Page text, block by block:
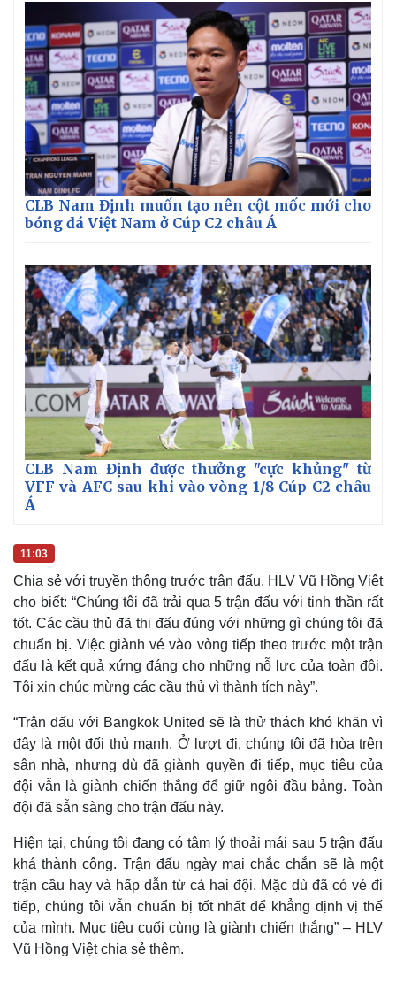
CLB Nam Định muốn tạo nên cột mốc mới cho
bóng đá Việt Nam ở Cúp C2 châu Á
CLB Nam Định được thưởng "cực khủng" từ
VFF và AFC sau khi vào vòng 1/8 Cúp C2 châu
Á
11:03
Chia sẻ với truyền thông trước trận đấu, HLV Vũ Hồng Việt
cho biết: “Chúng tôi đã trải qua 5 trận đấu với tinh thần rất
tốt. Các cầu thủ đã thi đấu đúng với những gì chúng tôi đã
chuẩn bị. Việc giành vé vào vòng tiếp theo trước một trận
đấu là kết quả xứng đáng cho những nỗ lực của toàn đội.
Tôi xin chúc mừng các cầu thủ vì thành tích này”.
“Trận đấu với Bangkok United sẽ là thử thách khó khăn vì
đây là một đối thủ mạnh. Ở lượt đi, chúng tôi đã hòa trên
sân nhà, nhưng dù đã giành quyền đi tiếp, mục tiêu của
đội vẫn là giành chiến thắng để giữ ngôi đầu bảng. Toàn
đội đã sẵn sàng cho trận đấu này.
Hiện tại, chúng tôi đang có tâm lý thoải mái sau 5 trận đấu
khá thành công. Trận đấu ngày mai chắc chắn sẽ là một
trận cầu hay và hấp dẫn từ cả hai đội. Mặc dù đã có vé đi
tiếp, chúng tôi vẫn chuẩn bị tốt nhất để khẳng định vị thế
của mình. Mục tiêu cuối cùng là giành chiến thắng” – HLV
Vũ Hồng Việt chia sẻ thêm.